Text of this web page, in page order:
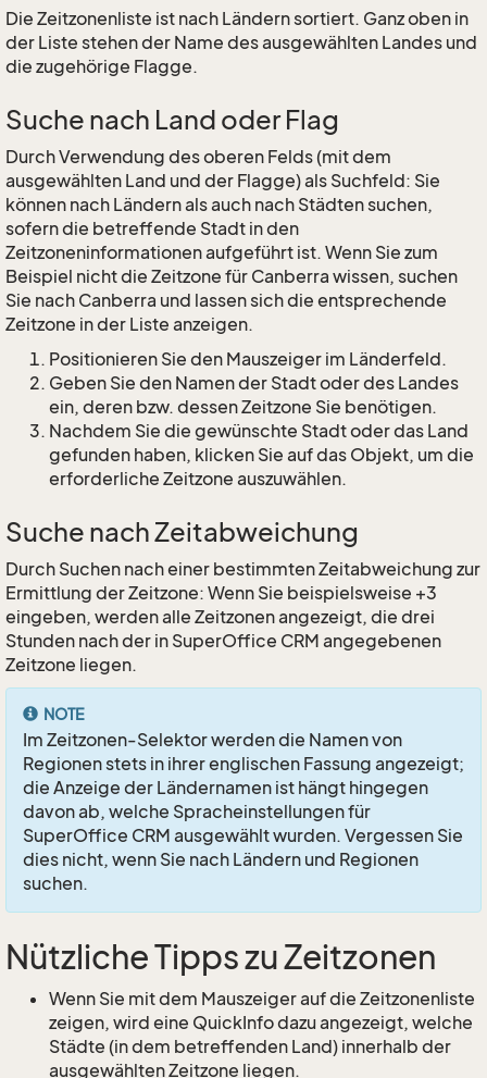
Die Zeitzonenliste ist nach Ländern sortiert. Ganz oben in
der Liste stehen der Name des ausgewählten Landes und
die zugehörige Flagge.
Suche nach Land oder Flag
Durch Verwendung des oberen Felds (mit dem
ausgewählten Land und der Flagge) als Suchfeld: Sie
können nach Ländern als auch nach Städten suchen,
sofern die betreffende Stadt in den
Zeitzoneninformationen aufgeführt ist. Wenn Sie zum
Beispiel nicht die Zeitzone für Canberra wissen, suchen
Sie nach Canberra und lassen sich die entsprechende
Zeitzone in der Liste anzeigen.
Positionieren Sie den Mauszeiger im Länderfeld.
Geben Sie den Namen der Stadt oder des Landes
ein, deren bzw. dessen Zeitzone Sie benötigen.
Nachdem Sie die gewünschte Stadt oder das Land
gefunden haben, klicken Sie auf das Objekt, um die
erforderliche Zeitzone auszuwählen.
Suche nach Zeitabweichung
Durch Suchen nach einer bestimmten Zeitabweichung zur
Ermittlung der Zeitzone: Wenn Sie beispielsweise +3
eingeben, werden alle Zeitzonen angezeigt, die drei
Stunden nach der in SuperOffice CRM angegebenen
Zeitzone liegen.
NOTE
Im Zeitzonen-Selektor werden die Namen von
Regionen stets in ihrer englischen Fassung angezeigt;
die Anzeige der Ländernamen ist hängt hingegen
davon ab, welche Spracheinstellungen für
SuperOffice CRM ausgewählt wurden. Vergessen Sie
dies nicht, wenn Sie nach Ländern und Regionen
suchen.
Nützliche Tipps zu Zeitzonen
Wenn Sie mit dem Mauszeiger auf die Zeitzonenliste
zeigen, wird eine QuickInfo dazu angezeigt, welche
Städte (in dem betreffenden Land) innerhalb der
ausgewählten Zeitzone liegen.